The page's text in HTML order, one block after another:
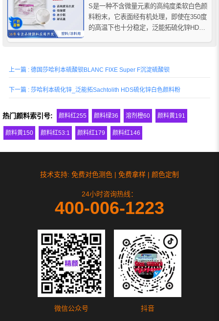
S是一种不含微量元素的高纯度柔软白色颜
料粉末，它表面经有机处理，即使在350度
的高温下也十分稳定，泛能拓硫化锌HDS
化钛无法比拟的优势，被涂料配方设计师
上一篇 : 德国莎哈利本硫酸钡BLANC FIXE Super F沉淀硫酸钡
下一篇 : 莎哈利本硫化锌_泛能拓Sachtolith HDS硫化锌白色颜料粉
热门颜料索引号: 颜料红255 颜料绿36 溶剂橙60 颜料黄191
颜料黄150 颜料红53:1 颜料红179 颜料红146
技术支持: 免费对色测色 | 免费拿样 | 颜色定制
24小时咨询热线：
400-006-1223
微信公众号 抖音